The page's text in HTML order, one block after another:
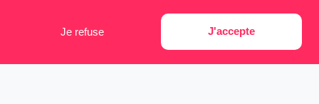
Je refuse J'accepte